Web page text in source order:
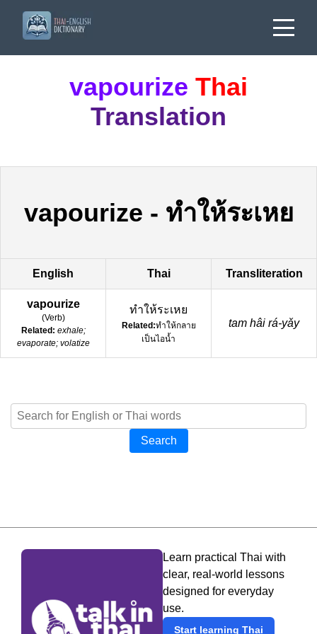
vapourize Thai
Translation
vapourize - ทำให้ระเหย
English Thai Transliteration
vapourize
(Verb)
Related: exhale;
evaporate; volatize
ทำให้ระเหย
Related:ทำให้กลาย
เป็นไอน้ำ
tam hâi rá-yǎy
Search
Learn practical Thai with
clear, real-world lessons
designed for everyday
use.
Start learning Thai